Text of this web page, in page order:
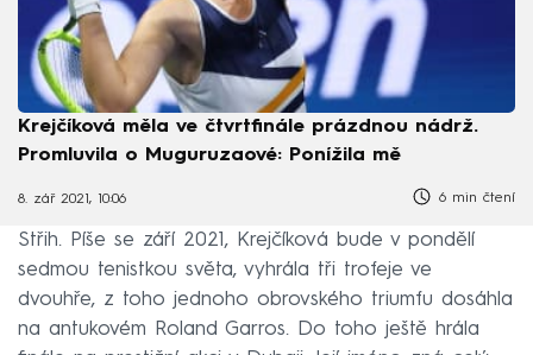
Krejčíková měla ve čtvrtfinále prázdnou nádrž.
Promluvila o Muguruzaové: Ponížila mě
8. zář 2021, 10:06 6 min čtení
Střih. Píše se září 2021, Krejčíková bude v pondělí
sedmou tenistkou světa, vyhrála tři trofeje ve
dvouhře, z toho jednoho obrovského triumfu dosáhla
na antukovém Roland Garros. Do toho ještě hrála